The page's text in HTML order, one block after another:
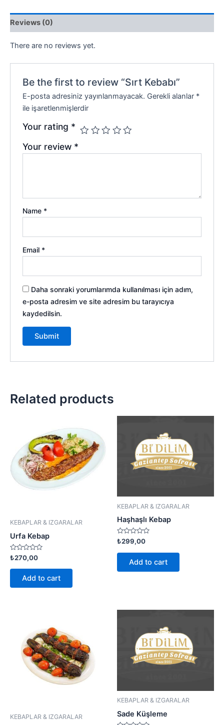
Reviews (0)
There are no reviews yet.
Be the first to review “Sırt Kebabı”
E-posta adresiniz yayınlanmayacak. Gerekli alanlar *
ile işaretlenmişlerdir
Your rating *
Your review *
Name *
Email *
Daha sonraki yorumlarımda kullanılması için adım,
e-posta adresim ve site adresim bu tarayıcıya
kaydedilsin.
Related products
KEBAPLAR & IZGARALAR
Urfa Kebap
Rated
0
out
₺270,00
Add to cart
KEBAPLAR & IZGARALAR
Haşhaşlı Kebap
Rated
0
out
₺299,00
Add to cart
KEBAPLAR & IZGARALAR
KEBAPLAR & IZGARALAR
Sade Küşleme